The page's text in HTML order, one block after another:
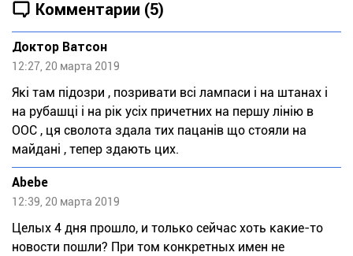
Комментарии (5)
Доктор Ватсон
12:27, 20 марта 2019
Які там підозри , позривати всі лампаси і на штанах і
на рубашці і на рік усіх причетних на першу лінію в
ООС , ця сволота здала тих пацанів що стояли на
майдані , тепер здають цих.
Abebe
12:39, 20 марта 2019
Целых 4 дня прошло, и только сейчас хоть какие-то
новости пошли? При том конкретных имен не